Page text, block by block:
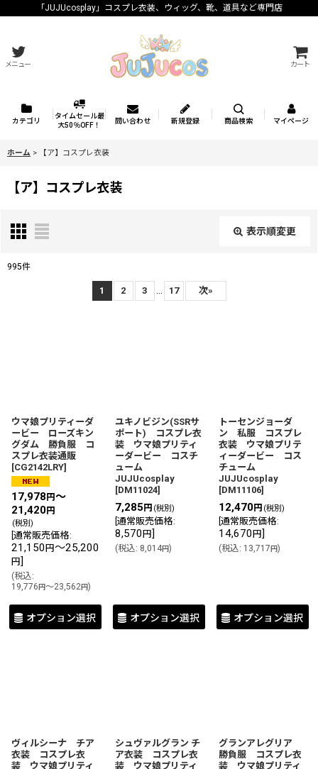
「JUJUcosplay」コスプレ衣装、ウィッグ、靴、道具など専門店
メニュー カート
カテゴリ
タイムセール最
大50％OFF！
問い合わせ 新規登録 商品検索 マイページ
ホーム > 【ア】コスプレ衣装
【ア】コスプレ衣装
表示順変更
絞り込む
995件
1 2 3 17 次»
ウマ娘プリティーダ
ービー ローズキン
グダム 勝負服 コ
スプレ衣装通販
[CG2142LRY]
17,978 円～
21,420円
(税別)
通常販売価格:
21,150 円～25,200
円]
(税込:
19,776円～23,562円)
オプション選択
ユキノビジン(SSRサ
ポート) コスプレ衣
装 ウマ娘プリティ
ーダービー コスチ
ューム
JUJUcosplay
[DM11024]
7,285 円 (税別)
通常販売価格:
8,570 円]
(税込: 8,014円)
オプション選択
トーセンジョーダ
ン 私服 コスプレ
衣装 ウマ娘プリテ
ィーダービー コス
チューム
JUJUcosplay
[DM11106]
12,470円 (税別)
通常販売価格:
14,670 円]
(税込: 13,717円)
オプション選択
ヴィルシーナ チア
衣装 コスプレ衣
装 ウマ娘プリティ
シュヴァルグラン チ
ア衣装 コスプレ衣
装 ウマ娘プリティ
グランアレグリア
勝負服 コスプレ衣
装 ウマ娘プリティ